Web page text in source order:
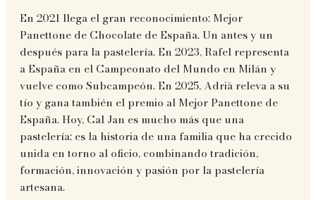
En 2021 llega el gran reconocimiento: Mejor
Panettone de Chocolate de España. Un antes y un
después para la pastelería. En 2023, Rafel representa
a España en el Campeonato del Mundo en Milán y
vuelve como Subcampeón. En 2025, Adrià releva a su
tío y gana también el premio al Mejor Panettone de
España. Hoy, Cal Jan es mucho más que una
pastelería: es la historia de una familia que ha crecido
unida en torno al oficio, combinando tradición,
formación, innovación y pasión por la pastelería
artesana.